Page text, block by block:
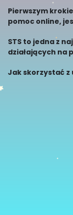
rozbudowaną
istotne info
Pierwszym
pomoc online,
gracza. Jeśli nie
najpierw
STS to jedna z
działających na
usług, w tym
Jak skorzystać z